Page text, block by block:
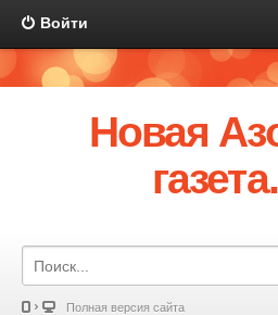
Войти
Новая
Полная версия сайта